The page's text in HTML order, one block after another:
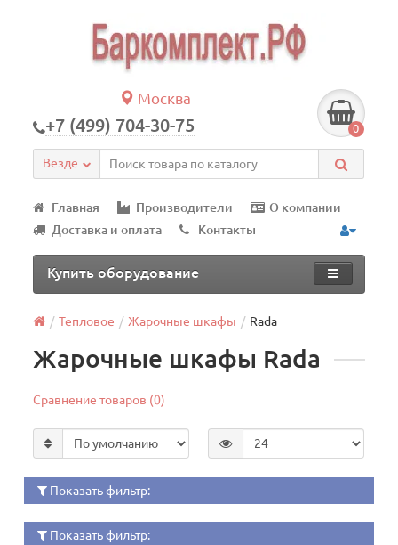
Москва
+7 (499) 704-30-75 0
Везде
Главная Производители
О компании
Доставка и оплата
Контакты
Купить оборудование
Тепловое Жарочные шкафы Rada
Жарочные шкафы Rada
Сравнение товаров (0)
Показать фильтр:
Показать фильтр: